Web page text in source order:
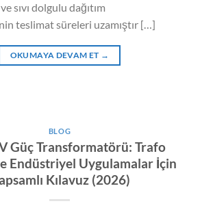
sıvı dolgulu dağıtım
teslimat süreleri uzamıştır […]
OKUMAYA DEVAM ET →
BLOG
Güç Transformatörü: Trafo
Endüstriyel Uygulamalar İçin
Kılavuz (2026)